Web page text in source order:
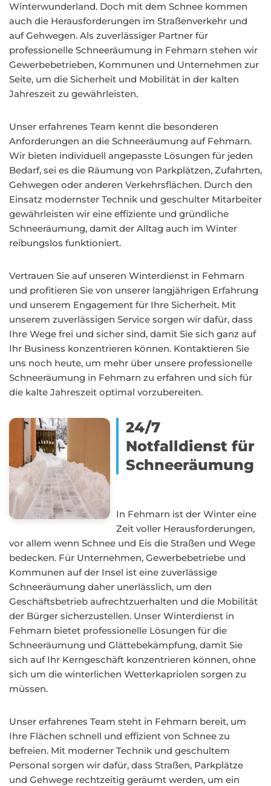
Winterwunderland. Doch mit dem Schnee kommen
auch die Herausforderungen im Straßenverkehr und
auf Gehwegen. Als zuverlässiger Partner für
professionelle Schneeräumung in Fehmarn stehen wir
Gewerbebetrieben, Kommunen und Unternehmen zur
Seite, um die Sicherheit und Mobilität in der kalten
Jahreszeit zu gewährleisten.
Unser erfahrenes Team kennt die besonderen
Anforderungen an die Schneeräumung auf Fehmarn.
Wir bieten individuell angepasste Lösungen für jeden
Bedarf, sei es die Räumung von Parkplätzen, Zufahrten,
Gehwegen oder anderen Verkehrsflächen. Durch den
Einsatz modernster Technik und geschulter Mitarbeiter
gewährleisten wir eine effiziente und gründliche
Schneeräumung, damit der Alltag auch im Winter
reibungslos funktioniert.
Vertrauen Sie auf unseren Winterdienst in Fehmarn
und profitieren Sie von unserer langjährigen Erfahrung
und unserem Engagement für Ihre Sicherheit. Mit
unserem zuverlässigen Service sorgen wir dafür, dass
Ihre Wege frei und sicher sind, damit Sie sich ganz auf
Ihr Business konzentrieren können. Kontaktieren Sie
uns noch heute, um mehr über unsere professionelle
Schneeräumung in Fehmarn zu erfahren und sich für
die kalte Jahreszeit optimal vorzubereiten.
24/7
Notfalldienst für
Schneeräumung
In Fehmarn ist der Winter eine
Zeit voller Herausforderungen,
vor allem wenn Schnee und Eis die Straßen und Wege
bedecken. Für Unternehmen, Gewerbebetriebe und
Kommunen auf der Insel ist eine zuverlässige
Schneeräumung daher unerlässlich, um den
Geschäftsbetrieb aufrechtzuerhalten und die Mobilität
der Bürger sicherzustellen. Unser Winterdienst in
Fehmarn bietet professionelle Lösungen für die
Schneeräumung und Glättebekämpfung, damit Sie
sich auf Ihr Kerngeschäft konzentrieren können, ohne
sich um die winterlichen Wetterkapriolen sorgen zu
müssen.
Unser erfahrenes Team steht in Fehmarn bereit, um
Ihre Flächen schnell und effizient von Schnee zu
befreien. Mit moderner Technik und geschultem
Personal sorgen wir dafür, dass Straßen, Parkplätze
und Gehwege rechtzeitig geräumt werden, um ein